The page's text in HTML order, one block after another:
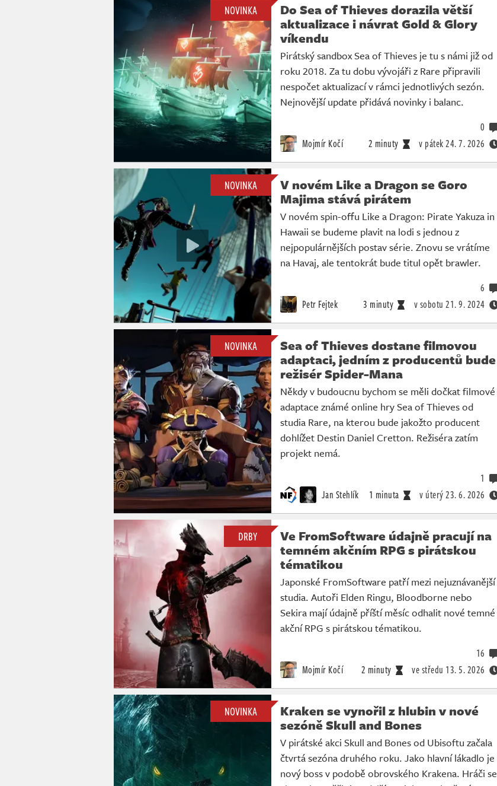
NOVINKA
Do Sea of Thieves dorazila větší
aktualizace i návrat Gold & Glory
víkendu
Pirátský sandbox Sea of Thieves je tu s námi již od
roku 2018. Za tu dobu vývojáři z Rare připravili
nespočet aktualizací v rámci jednotlivých sezón.
Nejnovější update přidává novinky i balanc.
Mojmír Kočí 2 minuty v pátek24. 7. 2026
0
NOVINKA
V novém Like a Dragon se Goro
Majima stává pirátem
V novém spin-offu Like a Dragon: Pirate Yakuza in
Hawaii se budeme plavit na lodi s jednou z
nejpopulárnějších postav série. Znovu se vrátíme
na Havaj, ale tentokrát bude titul opět brawler.
Petr Fejtek 3 minuty v sobotu 21. 9. 2024
6
NOVINKA
Sea of Thieves dostane filmovou
adaptaci, jedním z producentů bude
režisér Spider-Mana
Někdy v budoucnu bychom se měli dočkat filmové
adaptace známé online hry Sea of Thieves od
studia Rare, na kterou bude jakožto producent
dohlížet Destin Daniel Cretton. Režiséra zatím
projekt nemá.
Jan Stehlík 1 minuta v úterý23. 6. 2026
1
DRBY
Ve FromSoftware údajně pracují na
temném akčním RPG s pirátskou
tématikou
Japonské FromSoftware patří mezi nejuznávanější
studia. Autoři Elden Ringu, Bloodborne nebo
Sekira mají údajně příští měsíc odhalit nové temné
akční RPG s pirátskou tématikou.
Mojmír Kočí 2 minuty ve středu 13. 5. 2026
16
NOVINKA
Kraken se vynořil z hlubin v nové
sezóně Skull and Bones
V pirátské akci Skull and Bones od Ubisoftu začala
čtvrtá sezóna druhého roku. Jako hlavní lákadlo je
nový boss v podobě obrovského Krakena. Hráči se